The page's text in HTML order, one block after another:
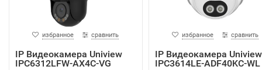
избранное сравнить
IP Видеокамера Uniview
IPC6312LFW-AX4C-VG
избранное сравнить
IP Видеокамера Uniview
IPC3614LE-ADF40KC-WL